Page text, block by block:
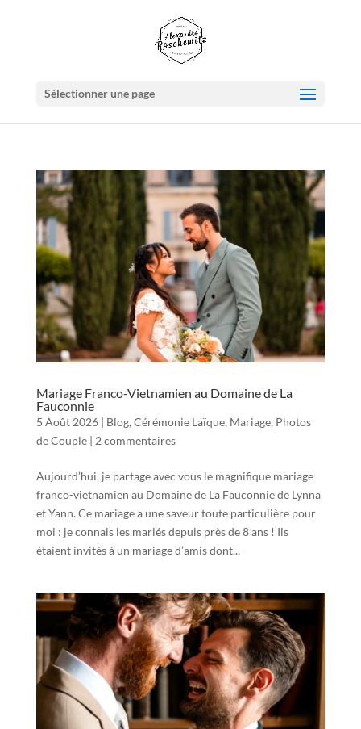
Sélectionner une page
Mariage Franco-Vietnamien au Domaine de La
Fauconnie
5 Août 2026| Blog, Cérémonie Laïque, Mariage, Photos
de Couple| 2 commentaires
Aujourd’hui, je partage avec vous le magnifique mariage
franco-vietnamien au Domaine de La Fauconnie de Lynna
et Yann. Ce mariage a une saveur toute particulière pour
moi : je connais les mariés depuis près de 8 ans ! Ils
étaient invités à un mariage d’amis dont...